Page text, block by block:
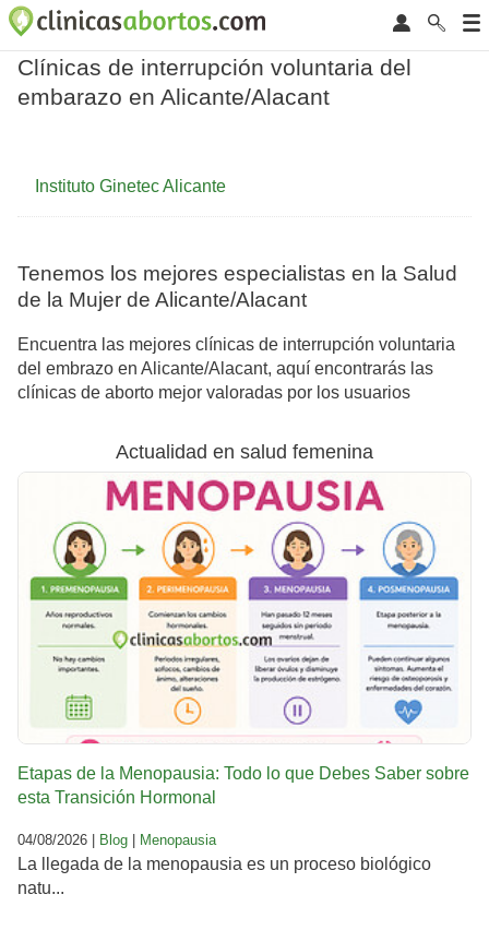
Clínicas de interrupción voluntaria del
embarazo en Alicante/Alacant
Instituto Ginetec Alicante
Tenemos los mejores especialistas en la Salud
de la Mujer de Alicante/Alacant
Encuentra las mejores clínicas de interrupción voluntaria
del embrazo en Alicante/Alacant, aquí encontrarás las
clínicas de aborto mejor valoradas por los usuarios
Actualidad en salud femenina
Etapas de la Menopausia: Todo lo que Debes Saber sobre
esta Transición Hormonal
04/08/2026 | Blog | Menopausia
La llegada de la menopausia es un proceso biológico
natu...